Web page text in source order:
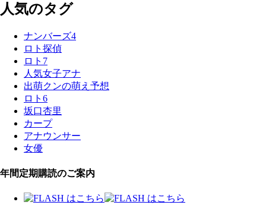
人気のタグ
ナンバーズ4
ロト探偵
ロト7
人気女子アナ
出萌クンの萌え予想
ロト6
坂口杏里
カープ
アナウンサー
女優
年間定期購読のご案内